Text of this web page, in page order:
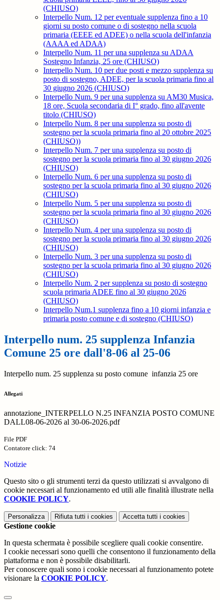
(CHIUSO)
Interpello Num. 12 per eventuale supplenza fino a 10
giorni su posto comune o di sostegno nella scuola
primaria (EEEE ed ADEE) o nella scuola dell'infanzia
(AAAA ed ADAA)
Interpello Num. 11 per una supplenza su ADAA
Sostegno Infanzia, 25 ore (CHIUSO)
Interpello Num. 10 per due posti e mezzo supplenza su
posto di sostegno, ADEE, per la scuola primaria fino al
30 giugno 2026 (CHIUSO)
Interpello Num. 9 per una supplenza su AM30 Musica,
18 ore, Scuola secondaria di I° grado, fino all'avente
titolo (CHIUSO)
Interpello Num. 8 per una supplenza su posto di
sostegno per la scuola primaria fino al 20 ottobre 2025
(CHIUSO))
Interpello Num. 7 per una supplenza su posto di
sostegno per la scuola primaria fino al 30 giugno 2026
(CHIUSO)
Interpello Num. 6 per una supplenza su posto di
sostegno per la scuola primaria fino al 30 giugno 2026
(CHIUSO)
Interpello Num. 5 per una supplenza su posto di
sostegno per la scuola primaria fino al 30 giugno 2026
(CHIUSO)
Interpello Num. 4 per una supplenza su posto di
sostegno per la scuola primaria fino al 30 giugno 2026
(CHIUSO)
Interpello Num. 3 per una supplenza su posto di
sostegno per la scuola primaria fino al 30 giugno 2026
(CHIUSO)
Interpello Num. 2 per supplenza su posto di sostegno
scuola primaria ADEE fino al 30 giugno 2026
(CHIUSO)
Interpello Num.1 supplenza fino a 10 giorni infanzia e
primaria posto comune e di sostegno (CHIUSO)
Interpello num. 25 supplenza Infanzia
Comune 25 ore dall'8-06 al 25-06
Interpello num. 25 supplenza su posto comune infanzia 25 ore
Allegati
annotazione_INTERPELLO N.25 INFANZIA POSTO COMUNE
DALL08-06-2026 al 30-06-2026.pdf
File PDF
Contatore click: 74
Notizie
Questo sito o gli strumenti terzi da questo utilizzati si avvalgono di
cookie necessari al funzionamento ed utili alle finalità illustrate nella
COOKIE POLICY.
Personalizza Rifiuta tutti i cookies Accetta tutti i cookies
Gestione cookie
In questa schermata è possibile scegliere quali cookie consentire.
I cookie necessari sono quelli che consentono il funzionamento della
piattaforma e non è possibile disabilitarli.
Per conoscere quali sono i cookie necessari al funzionamento potete
visionare la COOKIE POLICY.